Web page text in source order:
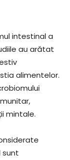
intestinal a
au arătat
alimentelor.
mintale.
sunt